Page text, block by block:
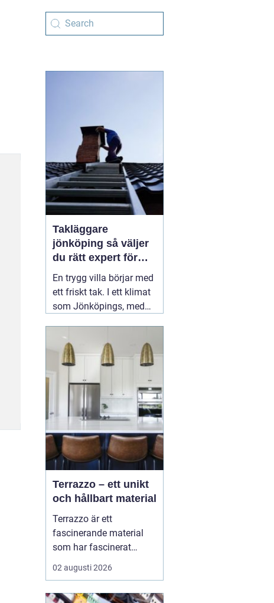
Takläggare
jönköping så väljer
du rätt expert för
ditt tak
En trygg villa börjar med
ett friskt tak. I ett klimat
som Jönköpings, med
höstar och varma
somrar, utsätts taket för
stora påfrestningar året
runt. Därför spelar valet
02 augusti 2026
Terrazzo – ett unikt
och hållbart material
Terrazzo är ett
fascinerande material
som har fascinerat
människor i
århundraden med sin
02 augusti 2026